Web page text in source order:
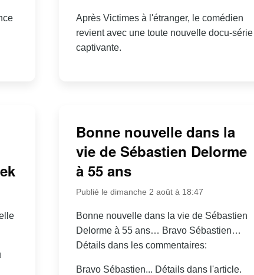
Après Victimes à l'étranger, le comédien
revient avec une toute nouvelle docu-série
captivante.
Bonne nouvelle dans la
vie de Sébastien Delorme
à 55 ans
Publié le dimanche 2 août à 18:47
Bonne nouvelle dans la vie de Sébastien
Delorme à 55 ans… Bravo Sébastien…
Détails dans les commentaires:
Bravo Sébastien... Détails dans l'article.